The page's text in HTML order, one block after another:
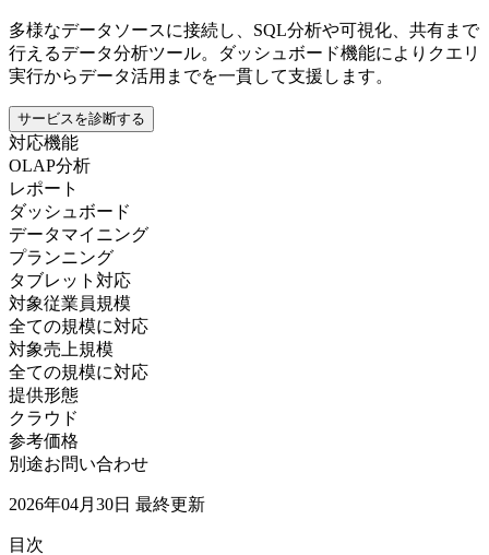
多様なデータソースに接続し、SQL分析や可視化、共有まで
行えるデータ分析ツール。ダッシュボード機能によりクエリ
実行からデータ活用までを一貫して支援します。
サービスを診断する
対応機能
OLAP分析
レポート
ダッシュボード
データマイニング
プランニング
タブレット対応
対象従業員規模
全ての規模に対応
対象売上規模
全ての規模に対応
提供形態
クラウド
参考価格
別途お問い合わせ
2026年04月30日 最終更新
目次